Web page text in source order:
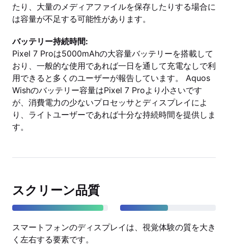
たり、大量のメディアファイルを保存したりする場合に
は容量が不足する可能性があります。
バッテリー持続時間:
Pixel 7 Proは5000mAhの大容量バッテリーを搭載して
おり、一般的な使用であれば一日を通して充電なしで利
用できると多くのユーザーが報告しています。 Aquos
Wishのバッテリー容量はPixel 7 Proより小さいです
が、消費電力の少ないプロセッサとディスプレイによ
り、ライトユーザーであれば十分な持続時間を提供しま
す。
スクリーン品質
スマートフォンのディスプレイは、視覚体験の質を大き
く左右する要素です。